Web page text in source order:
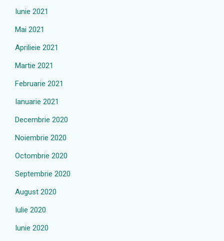
Iunie 2021
Mai 2021
Aprilieie 2021
Martie 2021
Februarie 2021
Ianuarie 2021
Decembrie 2020
Noiembrie 2020
Octombrie 2020
Septembrie 2020
August 2020
Iulie 2020
Iunie 2020